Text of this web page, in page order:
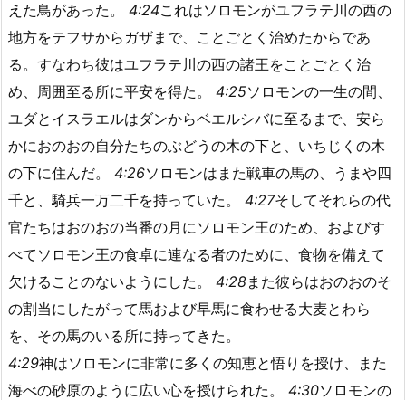
えた鳥があった。 4:24これはソロモンがユフラテ川の西の
地方をテフサからガザまで、ことごとく治めたからであ
る。すなわち彼はユフラテ川の西の諸王をことごとく治
め、周囲至る所に平安を得た。 4:25ソロモンの一生の間、
ユダとイスラエルはダンからベエルシバに至るまで、安ら
かにおのおの自分たちのぶどうの木の下と、いちじくの木
の下に住んだ。 4:26ソロモンはまた戦車の馬の、うまや四
千と、騎兵一万二千を持っていた。 4:27そしてそれらの代
官たちはおのおの当番の月にソロモン王のため、およびす
べてソロモン王の食卓に連なる者のために、食物を備えて
欠けることのないようにした。 4:28 また彼らはおのおのそ
の割当にしたがって馬および早馬に食わせる大麦とわら
を、その馬のいる所に持ってきた。
4:29神はソロモンに非常に多くの知恵と悟りを授け、また
海べの砂原のように広い心を授けられた。 4:30ソロモンの